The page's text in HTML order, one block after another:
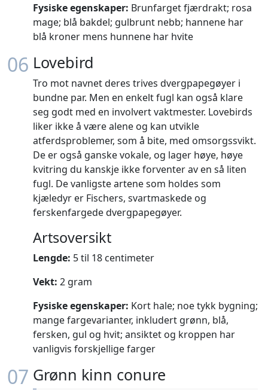
Fysiske egenskaper: Brunfarget fjærdrakt; rosa
mage; blå bakdel; gulbrunt nebb; hannene har
blå kroner mens hunnene har hvite
06 Lovebird
Tro mot navnet deres trives dvergpapegøyer i
bundne par. Men en enkelt fugl kan også klare
seg godt med en involvert vaktmester. Lovebirds
liker ikke å være alene og kan utvikle
atferdsproblemer, som å bite, med omsorgssvikt.
De er også ganske vokale, og lager høye, høye
kvitring du kanskje ikke forventer av en så liten
fugl. De vanligste artene som holdes som
kjæledyr er Fischers, svartmaskede og
ferskenfargede dvergpapegøyer.
Artsoversikt
Lengde: 5 til 18 centimeter
Vekt: 2 gram
Fysiske egenskaper: Kort hale; noe tykk bygning;
mange fargevarianter, inkludert grønn, blå,
fersken, gul og hvit; ansiktet og kroppen har
vanligvis forskjellige farger
07 Grønn kinn conure